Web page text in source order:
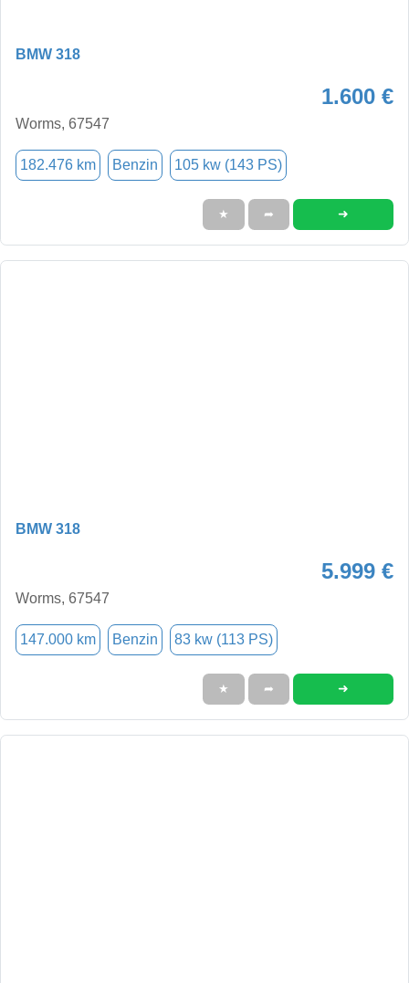
BMW 318
1.600 €
Worms, 67547
182.476 km Benzin 105 kw (143 PS)
★ ➦ ➜
BMW 318
5.999 €
Worms, 67547
147.000 km Benzin 83 kw (113 PS)
★ ➦ ➜